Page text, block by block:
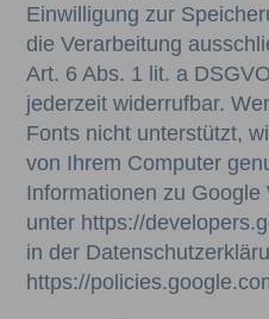
Einwilligung zur
die Verarbeitung
Art. 6 Abs. 1 lit. a
jederzeit widerrufbar.
Fonts nicht unterstützt,
von Ihrem Computer
Informationen zu
unter https://
in der
https://